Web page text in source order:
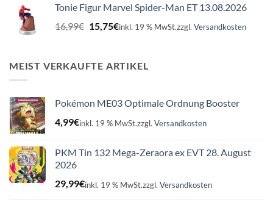
16,99€15,75€.
Tonie Figur Marvel Spider-Man ET 13.08.2026
16,99€ Ursprünglicher
Preis
16,99€
15,75€Aktueller
15,75€.
inkl. 19 % MwSt.zzgl. Versandkosten
MEIST VERKAUFTE ARTIKEL
Pokémon ME03 Optimale Ordnung Booster
4,99€inkl. 19 % MwSt.zzgl. Versandkosten
PKM Tin 132 Mega-Zeraora ex EVT 28. August
2026
29,99€inkl. 19 % MwSt.zzgl. Versandkosten